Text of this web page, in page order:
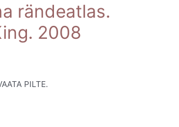
rändeatlas.
2008
PILTE.